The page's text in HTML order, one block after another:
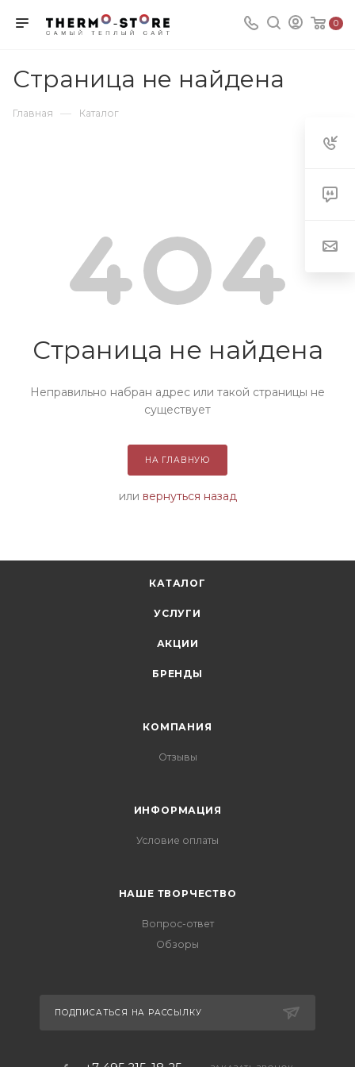
0
Страница не найдена
Главная — Каталог
Страница не найдена
Неправильно набран адрес или такой страницы не
существует
НА ГЛАВНУЮ
или вернуться назад
КАТАЛОГ
УСЛУГИ
АКЦИИ
БРЕНДЫ
КОМПАНИЯ
Отзывы
ИНФОРМАЦИЯ
Условие оплаты
НАШЕ ТВОРЧЕСТВО
Вопрос-ответ
Обзоры
ПОДПИСАТЬСЯ НА РАССЫЛКУ